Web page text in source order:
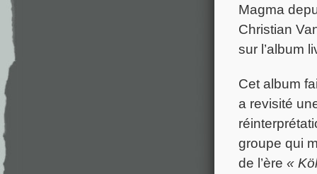
Magma
Christian
sur l’album
Cet album
a revisité
groupe qui
de l’ère «